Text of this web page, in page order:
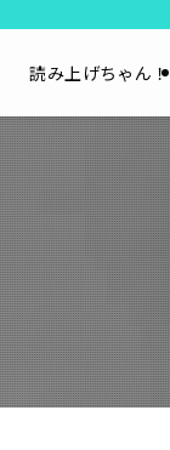
読み上げちゃん！